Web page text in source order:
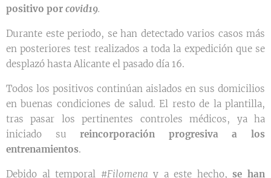
positivo por covid19.
Durante este periodo, se han detectado varios casos más
en posteriores test realizados a toda la expedición que se
desplazó hasta Alicante el pasado día 16.
Todos los positivos continúan aislados en sus domicilios
en buenas condiciones de salud. El resto de la plantilla,
tras pasar los pertinentes controles médicos, ya ha
iniciado sureincorporación progresiva a los
entrenamientos.
Debido al temporal #Filomena y a este hecho,se han